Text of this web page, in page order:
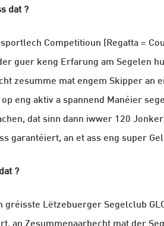
dat ?
Competitioun (Regatta =
guer keng Erfarung am Segelen
zesumme mat engem Skipper an
eng aktiv a spannend Manéier
dat sinn dann iwwer 120
garantéiert, an et ass eng super
?
gréisste Lëtzebuerger Segelclub